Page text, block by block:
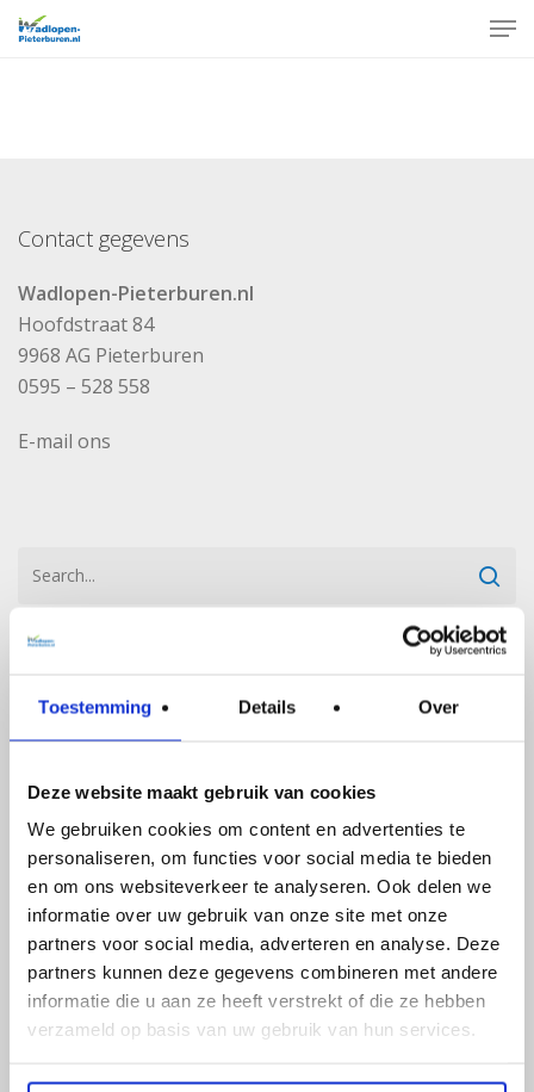
Toestemming Details Over
Deze website maakt gebruik van cookies
We gebruiken cookies om content en advertenties te
personaliseren, om functies voor social media te bieden
en om ons websiteverkeer te analyseren. Ook delen we
informatie over uw gebruik van onze site met onze
partners voor social media, adverteren en analyse. Deze
partners kunnen deze gegevens combineren met andere
informatie die u aan ze heeft verstrekt of die ze hebben
verzameld op basis van uw gebruik van hun services.
Skip
Contact gegevens
Wadlopen-Pieterburen.nl
Hoofdstraat 84
9968 AG Pieterburen
0595 – 528 558
E-mail ons